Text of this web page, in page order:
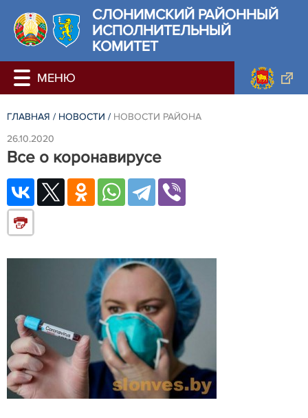
СЛОНИМСКИЙ РАЙОННЫЙ
ИСПОЛНИТЕЛЬНЫЙ
КОМИТЕТ
ГЛАВНАЯ / НОВОСТИ / НОВОСТИ РАЙОНА
26.10.2020
Все о коронавирусе